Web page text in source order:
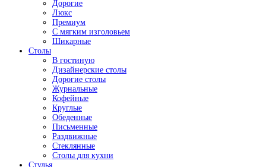
Дорогие
Люкс
Премиум
С мягким изголовьем
Шикарные
Столы
В гостиную
Дизайнерские столы
Дорогие столы
Журнальные
Кофейные
Круглые
Обеденные
Письменные
Раздвижные
Стеклянные
Столы для кухни
Стулья